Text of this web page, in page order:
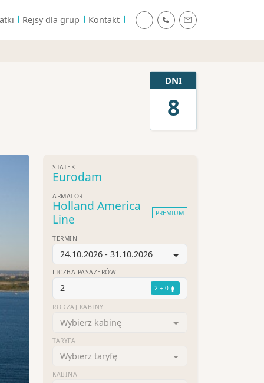
Rejsy dla grup Kontakt
DNI
8
STATEK
Eurodam
ARMATOR
Holland America
Line
PREMIUM
TERMIN
24.10.2026 - 31.10.2026
LICZBA PASAŻERÓW
2 2 + 0
RODZAJ KABINY
Wybierz kabinę
TARYFA
Wybierz taryfę
KABINA